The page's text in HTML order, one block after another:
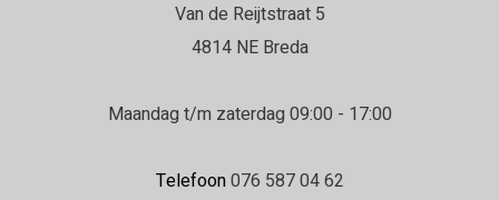
Van de Reijtstraat 5
4814 NE Breda
Maandag t/m zaterdag 09:00 - 17:00
Telefoon076 587 04 62